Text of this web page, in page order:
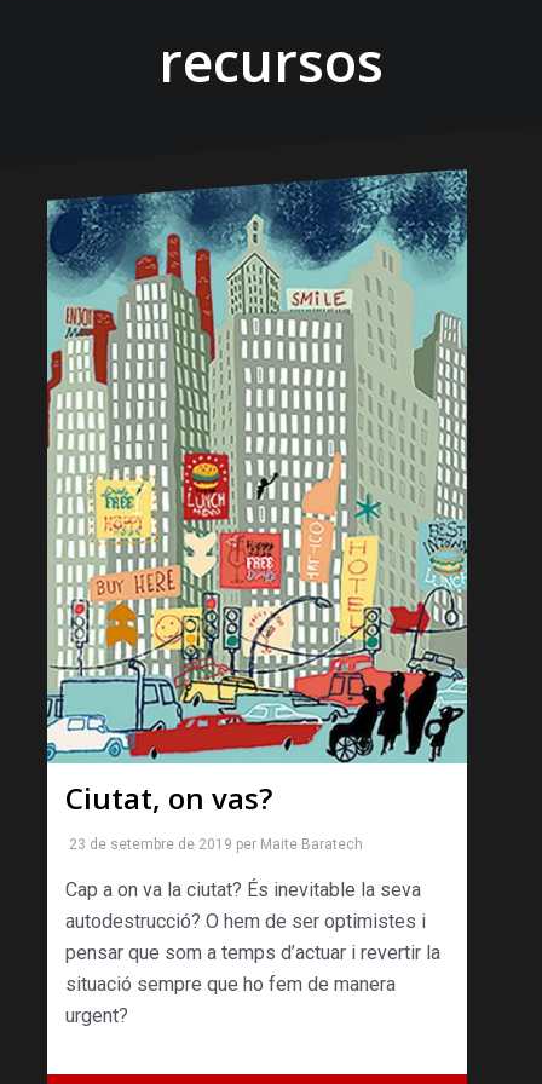
recursos
Ciutat, on vas?
23 de setembre de 2019 per Maite Baratech
Cap a on va la ciutat? És ine­vitable la seva
autodestruc­ció? O hem de ser optimistes i
pensar que som a temps d’actuar i revertir la
situació sempre que ho fem de manera
urgent?